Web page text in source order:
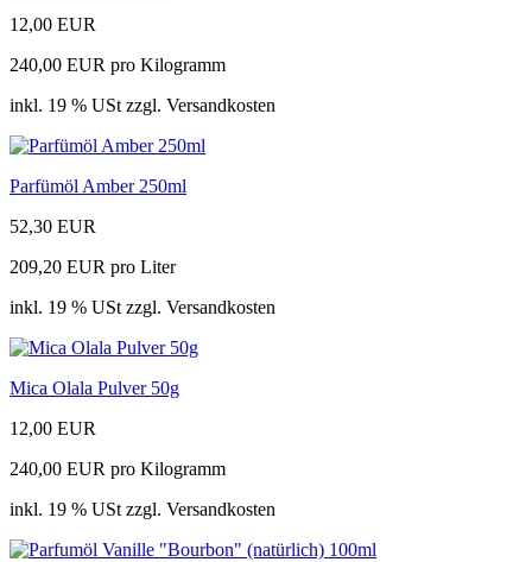
12,00 EUR
240,00 EUR pro Kilogramm
inkl. 19 % USt zzgl. Versandkosten
Parfümöl Amber 250ml
52,30 EUR
209,20 EUR pro Liter
inkl. 19 % USt zzgl. Versandkosten
Mica Olala Pulver 50g
12,00 EUR
240,00 EUR pro Kilogramm
inkl. 19 % USt zzgl. Versandkosten